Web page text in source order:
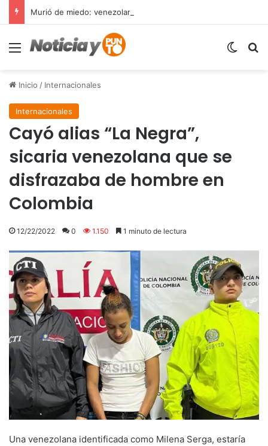
Menú
Inicio / Internacionales
Internacionales
Cayó alias “La Negra”,
sicaria venezolana que se
disfrazaba de hombre en
Colombia
12/22/2022 0 1.150 1 minuto de lectura
Una venezolana identificada como Milena Serga, estaría